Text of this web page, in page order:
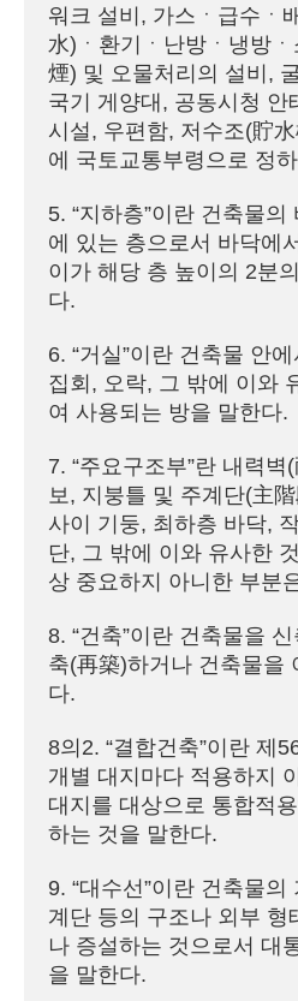
워크 설비, 가스ㆍ급수ㆍ
水)ㆍ환기ㆍ난방ㆍ냉방
煙) 및 오물처리의 설비,
국기 게양대, 공동시청 안
시설, 우편함, 저수조(貯
에 국토교통부령으로 정
5. “지하층”이란 건축물의
에 있는 층으로서 바닥에
이가 해당 층 높이의 2분
다.
6. “거실”이란 건축물 안
집회, 오락, 그 밖에 이와
여 사용되는 방을 말한다.
7. “주요구조부”란 내력
보, 지붕틀 및 주계단(主
사이 기둥, 최하층 바닥,
단, 그 밖에 이와 유사한
상 중요하지 아니한 부분
8. “건축”이란 건축물을
축(再築)하거나 건축물을
다.
8의2. “결합건축”이란 제
개별 대지마다 적용하지
대지를 대상으로 통합적
하는 것을 말한다.
9. “대수선”이란 건축물
계단 등의 구조나 외부 형
나 증설하는 것으로서 대
을 말한다.